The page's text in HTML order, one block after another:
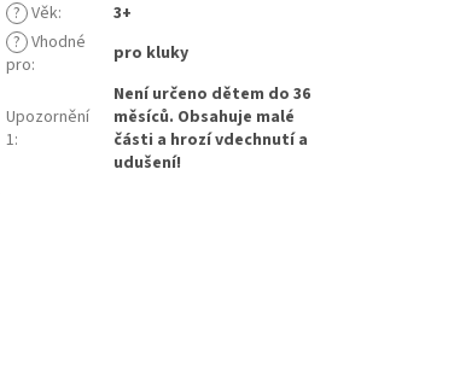
? Věk:
3+
? Vhodné
pro: pro kluky
Upozornění
1:
Není určeno dětem do 36
měsíců. Obsahuje malé
části a hrozí vdechnutí a
udušení!